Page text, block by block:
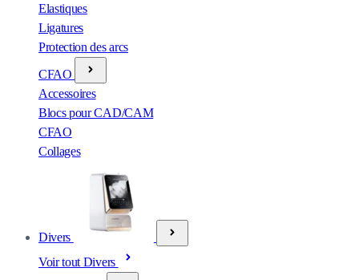
Elastiques
Ligatures
Protection des arcs
CFAO
Accessoires
Blocs pour CAD/CAM
CFAO
Collages
Divers
Voir tout Divers